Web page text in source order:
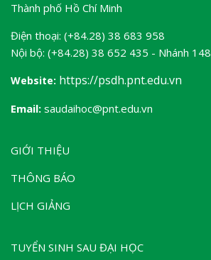
Thành phố Hồ Chí Minh
Điện thoại: (+84.28) 38 683 958
Nội bộ: (+84.28) 38 652 435 - Nhánh 148
Website: https://psdh.pnt.edu.vn
Email: saudaihoc@pnt.edu.vn
GIỚI THIỆU
THÔNG BÁO
LỊCH GIẢNG
TUYỂN SINH SAU ĐẠI HỌC